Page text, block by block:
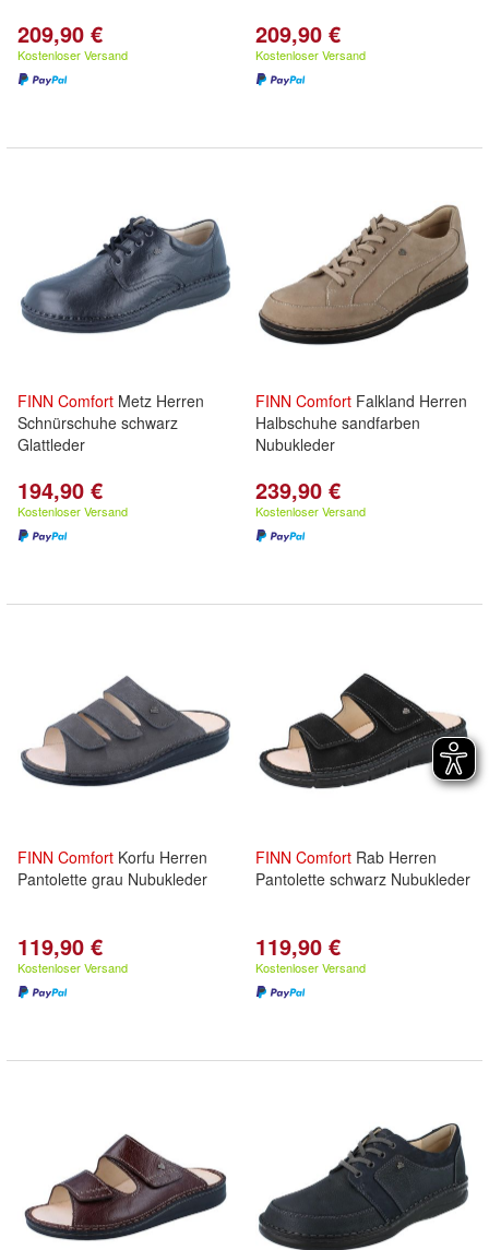
209,90 €
Kostenloser Versand
209,90 €
Kostenloser Versand
FINN Comfort Metz Herren
Schnürschuhe schwarz
Glattleder
194,90 €
Kostenloser Versand
FINN Comfort Falkland Herren
Halbschuhe sandfarben
Nubukleder
239,90 €
Kostenloser Versand
FINN Comfort Korfu Herren
Pantolette grau Nubukleder
119,90 €
Kostenloser Versand
FINN Comfort Rab Herren
Pantolette schwarz Nubukleder
119,90 €
Kostenloser Versand